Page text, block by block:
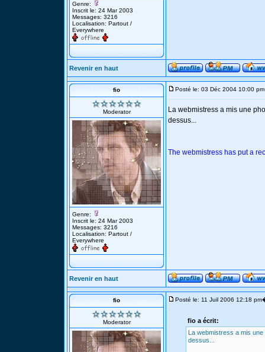
Genre:
Inscrit le: 24 Mar 2003
Messages: 3216
Localisation: Partout /
Everywhere
Revenir en haut
fio
Moderator
Genre:
Inscrit le: 24 Mar 2003
Messages: 3216
Localisation: Partout /
Everywhere
Posté le: 03 Déc 2004 10:00 pm
La webmistress a mis une
dessus...
The webmistress has put a
Revenir en haut
fio
Moderator
Posté le: 11 Juil 2006 12:18 pm
fio a écrit:
La webmistress a mis
dessus...